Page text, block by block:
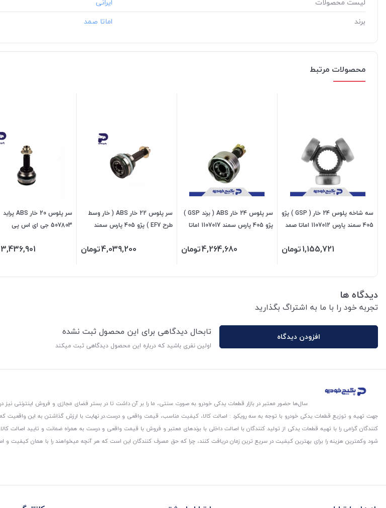
برند
محصولات مرتبط
سه شاخه پلوس 24 خار ( GSP ) پژو
405 سمند پارس 1107012 اماتا صمد
1,155,721تومان
سر پلوس 24 خار ABS ( برند GSP )
پژو 405 پارس سمند 1107017 اماتا
4,264,680تومان
سر پلوس 22 خار ABS ( خار وسط
طرح EF7 ) پژو 405 پارس سمند
4,039,200تومان
سر پلوس 20 خار ABS پراید
507803 جی ای اس پی
3,436,901
دیدگاه ها
تجربه خود را با ما به اشتراگ بگذارید
افزودن دیدگاه تابحال دیدگاهی برای این محصول ثبت نشده
اولین نفری باشید که درباره این محصول دیدگاهی ثبت میکند
سال‌ها حضور معتبر در بازار قطعات یدکی خودرو به صورت سنتی، ما را بر آن داشت تا در بستر فضای مجازی و فروش اینترنتی
جهت تهیه و توزیع قطعات یدکی خودرو با توجه به سه رویکرد : اصالت کالا، کیفیت مناسب، قیمت واقعی و درست.در نهایت با ارزش گذاشتن به این واقعیت
کنندگان گرامی را با تهیه قطعات یدکی از تولید کنندگان با اصالت داخلی با برندهای معتبر و فروش با قیمت واقعی و درست به همراه ضمانت و تایید
شود و‌کمترین هزینه را برای بهترین کیفیت در سریع ترین زمان دریافت کنند، چرا که حق مصرف کنندگان این است که هر آنچه میخواهند را با همان کیفیت و